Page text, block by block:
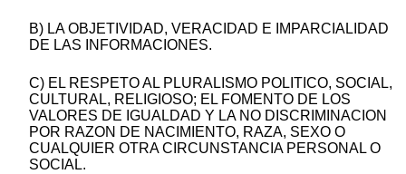
B) LA OBJETIVIDAD, VERACIDAD E IMPARCIALIDAD
DE LAS INFORMACIONES.
C) EL RESPETO AL PLURALISMO POLITICO, SOCIAL,
CULTURAL, RELIGIOSO; EL FOMENTO DE LOS
VALORES DE IGUALDAD Y LA NO DISCRIMINACION
POR RAZON DE NACIMIENTO, RAZA, SEXO O
CUALQUIER OTRA CIRCUNSTANCIA PERSONAL O
SOCIAL.